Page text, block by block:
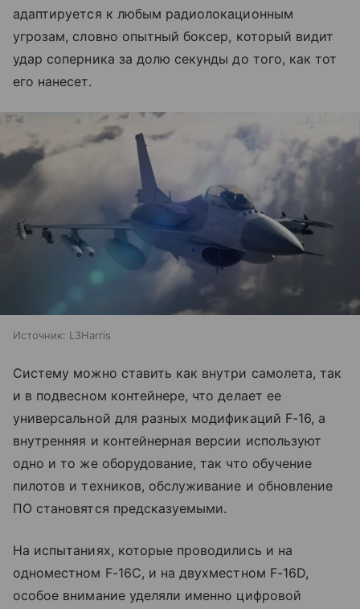
адаптируется к любым радиолокационным
угрозам, словно опытный боксер, который видит
удар соперника за долю секунды до того, как тот
его нанесет.
Источник: L3Harris
Систему можно ставить как внутри самолета, так
и в подвесном контейнере, что делает ее
универсальной для разных модификаций F-16, а
внутренняя и контейнерная версии используют
одно и то же оборудование, так что обучение
пилотов и техников, обслуживание и обновление
ПО становятся предсказуемыми.
На испытаниях, которые проводились и на
одноместном F-16C, и на двухместном F-16D,
особое внимание уделяли именно цифровой